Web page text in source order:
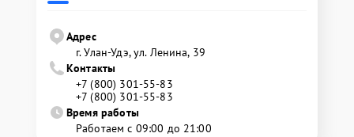
Адрес
г. Улан-Удэ, ул. Ленина, 39
Контакты
+7 (800) 301-55-83
+7 (800) 301-55-83
Время работы
Работаем с 09:00 до 21:00